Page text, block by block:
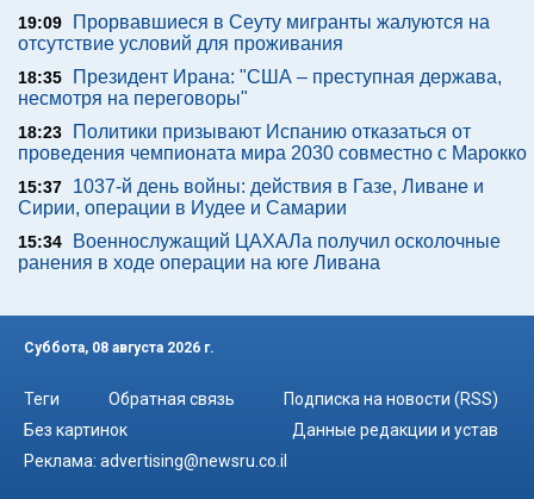
19:09
Прорвавшиеся в Сеуту мигранты жалуются на
отсутствие условий для проживания
18:35
Президент Ирана: "США – преступная держава,
несмотря на переговоры"
18:23
Политики призывают Испанию отказаться от
проведения чемпионата мира 2030 совместно с Марокко
15:37
1037-й день войны: действия в Газе, Ливане и
Сирии, операции в Иудее и Самарии
15:34
Военнослужащий ЦАХАЛа получил осколочные
ранения в ходе операции на юге Ливана
Суббота, 08 августа 2026 г.
Теги Обратная связь
Подписка на новости (RSS)
Без картинок
Данные редакции и устав
Реклама: advertising@newsru.co.il